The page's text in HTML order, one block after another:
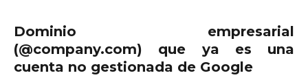
Dominio empresarial
(@company.com) que ya es una
cuenta no gestionada de Google